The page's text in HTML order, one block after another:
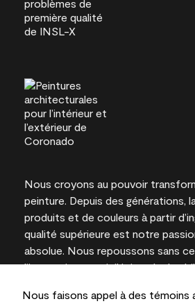
Nous faisons appel à des témoins
Nous croyons au pouvoir
peinture. Depuis des générations,
produits et de couleurs à partir
qualité supérieure est notre
absolue. Nous repoussons sans
l’innovation et privilégions la
l’expertise locale.